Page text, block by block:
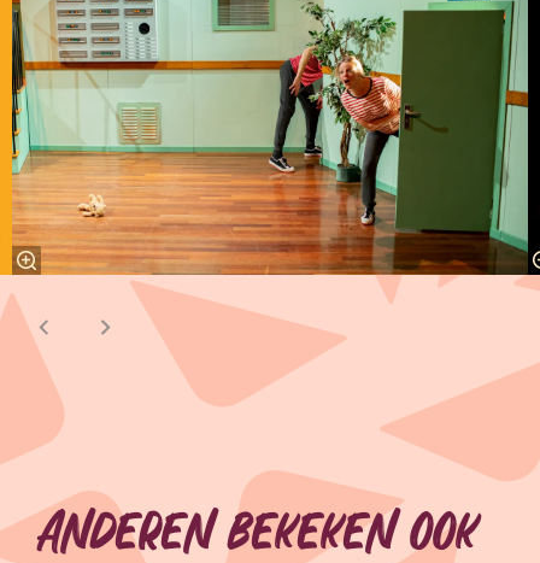
Anderen bekeken ook